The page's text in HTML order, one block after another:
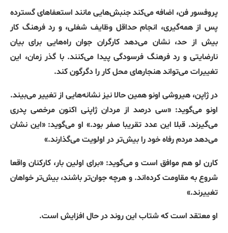
پروفسور فن، اضافه می‌کند جنبش‌هایی مانند استعفاهای گسترده
پس از همه‌گیری، انجام حداقل وظایف شغلی، و رد فرهنگ کار
بیش‌ از حد، نشان می‌دهد کارگران جوان راه‌هایی برای بیان
نارضایتی و رد فرهنگ فرسودگی پیدا می‌کنند.با گذر زمان، این
تغییرات می‌تواند هنجارهای محل کار را دگرگون کند.
در ژاپن، هیروشی اونو همین حالا نیز نشانه‌هایی از تغییر می‌بیند.
اونو می‌گوید: «سی درصد از مردان ژاپنی اکنون مرخصی پدری
می‌گیرند. قبلا این عدد تقریبا صفر بود.» او می‌گوید: «این نشان
می‌دهد مردم رفاه خود را بیش‌تر در اولویت می‌گذارند.»
کارن لو هم موافق است و می‌گوید: «برای اولین بار، کارکنان واقعا
شروع به مقاومت کرده‌اند.و هرچه جوان‌تر باشند، بیش‌تر خواهان
تغییرند.»
او معتقد است که شتاب این روند در حال افزایش است.